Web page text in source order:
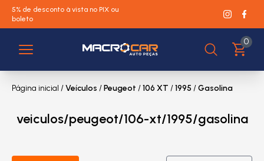
5% de desconto à vista no PIX ou
boleto
0
Página inicial /Veículos /Peugeot /106 XT /1995 /Gasolina
veiculos/peugeot/106-xt/1995/gasolina